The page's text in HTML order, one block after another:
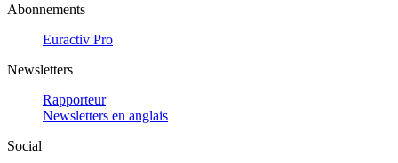
Abonnements
Euractiv Pro
Newsletters
Rapporteur
Newsletters en anglais
Social